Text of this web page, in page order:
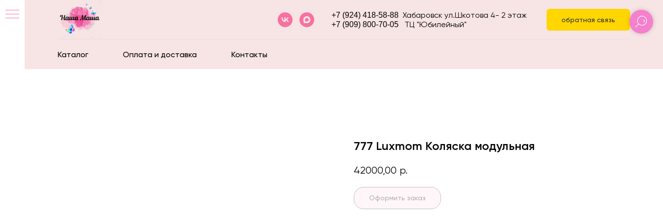
+7 (924) 418-58-88 Хабаровск ул.Шкотова 4- 2 этаж
+7 (909) 800-70-05 ТЦ "Юбилейный"
обратная связь
Каталог Оплата и доставка Контакты
777 Luxmom Коляска модульная
42000,00 р.
Оформить заказ